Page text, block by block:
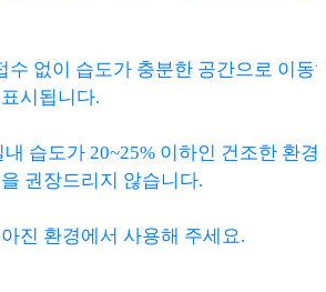
수 없이 습도가 충분한 공간으로 이동
시됩니다.
습도가 20~25% 이하인 건조한 환경
권장드리지 않습니다.
진 환경에서 사용해 주세요.